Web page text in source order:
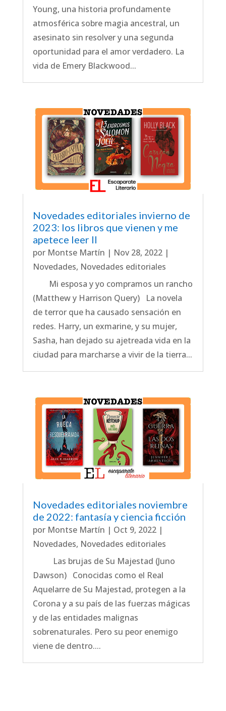
Young, una historia profundamente
atmosférica sobre magia ancestral, un
asesinato sin resolver y una segunda
oportunidad para el amor verdadero. La
vida de Emery Blackwood...
Novedades editoriales invierno de
2023: los libros que vienen y me
apetece leer II
por Montse Martín | Nov 28, 2022|
Novedades, Novedades editoriales
Mi esposa y yo compramos un rancho
(Matthew y Harrison Query) La novela
de terror que ha causado sensación en
redes. Harry, un exmarine, y su mujer,
Sasha, han dejado su ajetreada vida en la
ciudad para marcharse a vivir de la tierra...
Novedades editoriales noviembre
de 2022: fantasía y ciencia ficción
por Montse Martín | Oct 9, 2022|
Novedades, Novedades editoriales
Las brujas de Su Majestad (Juno
Dawson) Conocidas como el Real
Aquelarre de Su Majestad, protegen a la
Corona y a su país de las fuerzas mágicas
y de las entidades malignas
sobrenaturales. Pero su peor enemigo
viene de dentro....